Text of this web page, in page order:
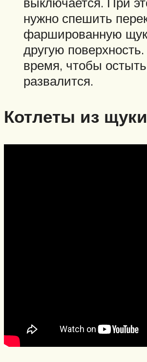
нужно спешить
фаршированную
другую
время, чтобы
развалится.
Котлеты из щуки